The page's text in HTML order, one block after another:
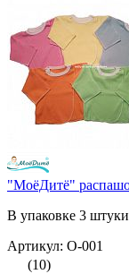
"МоёДитё"
В упаковке 3 штуки
Артикул: О-001
(10)